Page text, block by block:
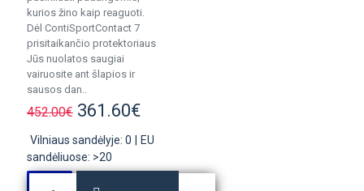
kurios žino kaip reaguoti.
Dėl ContiSportContact 7
prisitaikančio protektoriaus
Jūs nuolatos saugiai
vairuosite ant šlapios ir
sausos dan..
452.00€ 361.60€
Vilniaus sandėlyje: 0
EU
sandėliuose: >20